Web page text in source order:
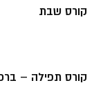
קורס שבת
קורס תפילה –